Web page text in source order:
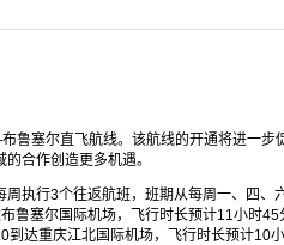
鲁塞尔直飞航线。该航线的开通将进一步
合作创造更多机遇。
执行3个往返航班，班期从每周一、四、
鲁塞尔国际机场，飞行时长预计11小时45
达重庆江北国际机场，飞行时长预计10